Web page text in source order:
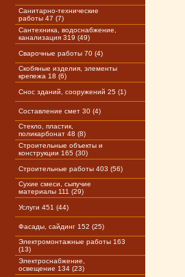
Санитарно-технические
работы 47 (7)
Сантехника, водоснабжение,
канализация 319 (49)
Сварочные работы 70 (4)
Скобяные изделия, элементы
крепежа 18 (6)
Снос зданий, сооружений 25 (1)
Составление смет 30 (4)
Стекло, пластик,
поликарбонат 48 (8)
Строительные объекты и
конструкции 165 (30)
Строительные работы 403 (56)
Сухие смеси, сыпучие
материалы 111 (29)
Услуги 451 (44)
Фасады, сайдинг 152 (25)
Электромонтажные работы 163
(13)
Электроснабжение,
освещение 134 (23)